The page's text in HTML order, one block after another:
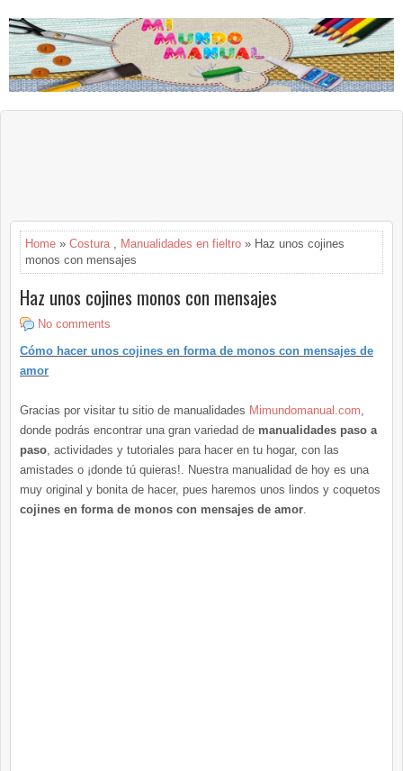
Home » Costura Manualidades en fieltro » Haz unos cojines
monos con mensajes
Haz unos cojines monos con mensajes
No comments
Cómo hacer unos cojines en forma de monos con mensajes de
amor
Gracias por visitar tu sitio de manualidades Mimundomanual.com
donde podrás encontrar una gran variedad de manualidades paso a
paso , actividades y tutoriales para hacer en tu hogar, con las
amistades o ¡donde tú quieras!. Nuestra manualidad de hoy es una
muy original y bonita de hacer, pues haremos unos lindos y coquetos
cojines en forma de monos con mensajes de amor